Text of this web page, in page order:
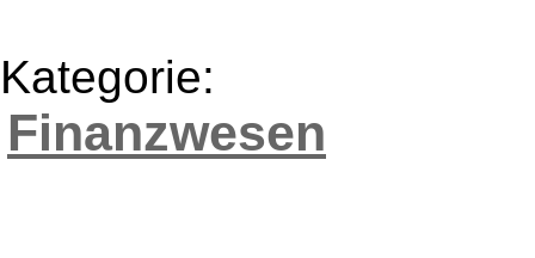
Kategorie:
Finanzwesen